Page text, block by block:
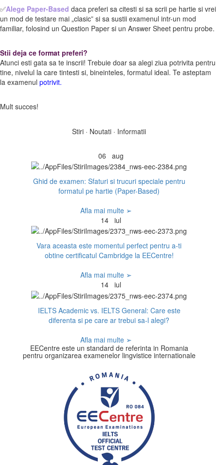
✅Alege Paper-Based daca preferi sa citesti si sa scrii pe hartie si vrei
un mod de testare mai „clasic” si sa sustii examenul intr-un mod
familiar, folosind un Question Paper si un Answer Sheet pentru probe.
Stii deja ce format preferi?
Atunci esti gata sa te inscrii! Trebuie doar sa alegi ziua potrivita pentru
tine, nivelul la care tintesti si, bineinteles, formatul ideal. Te asteptam
la examenul potrivit.
Mult succes!
Stiri · Noutati · Informatii
06 aug
Ghid de examen: Sfaturi si trucuri speciale pentru
formatul pe hartie (Paper-Based)
Afla mai multe ➢
14 iul
Vara aceasta este momentul perfect pentru a-ti
obtine certificatul Cambridge la EECentre!
Afla mai multe ➢
14 iul
IELTS Academic vs. IELTS General: Care este
diferenta si pe care ar trebui sa-l alegi?
Afla mai multe ➢
EECentre este un standard de referinta in Romania
pentru organizarea examenelor lingvistice internationale